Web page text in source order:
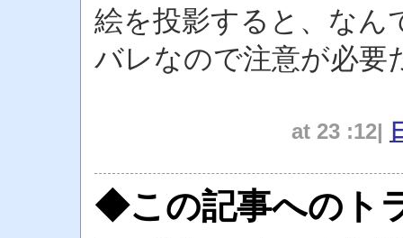
絵を投影すると、なん
バレなので注意が必要
at 23 :12|
◆この記事へのト